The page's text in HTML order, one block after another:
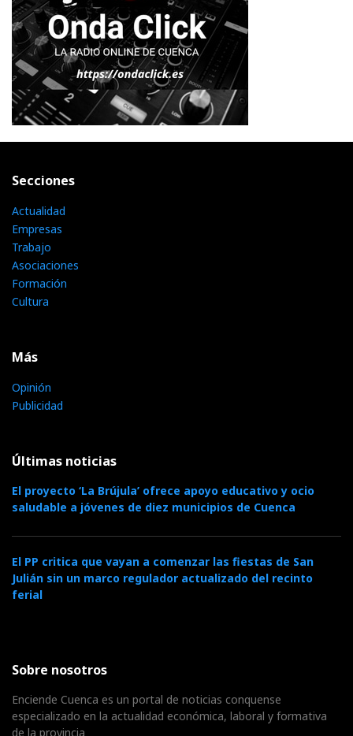
Secciones
Actualidad
Empresas
Trabajo
Asociaciones
Formación
Cultura
Más
Opinión
Publicidad
Últimas noticias
El proyecto ‘La Brújula’ ofrece apoyo educativo y ocio
saludable a jóvenes de diez municipios de Cuenca
El PP critica que vayan a comenzar las fiestas de San
Julián sin un marco regulador actualizado del recinto
ferial
Sobre nosotros
Enciende Cuenca es un portal de noticias conquense
especializado en la actualidad económica, laboral y formativa
de la provincia